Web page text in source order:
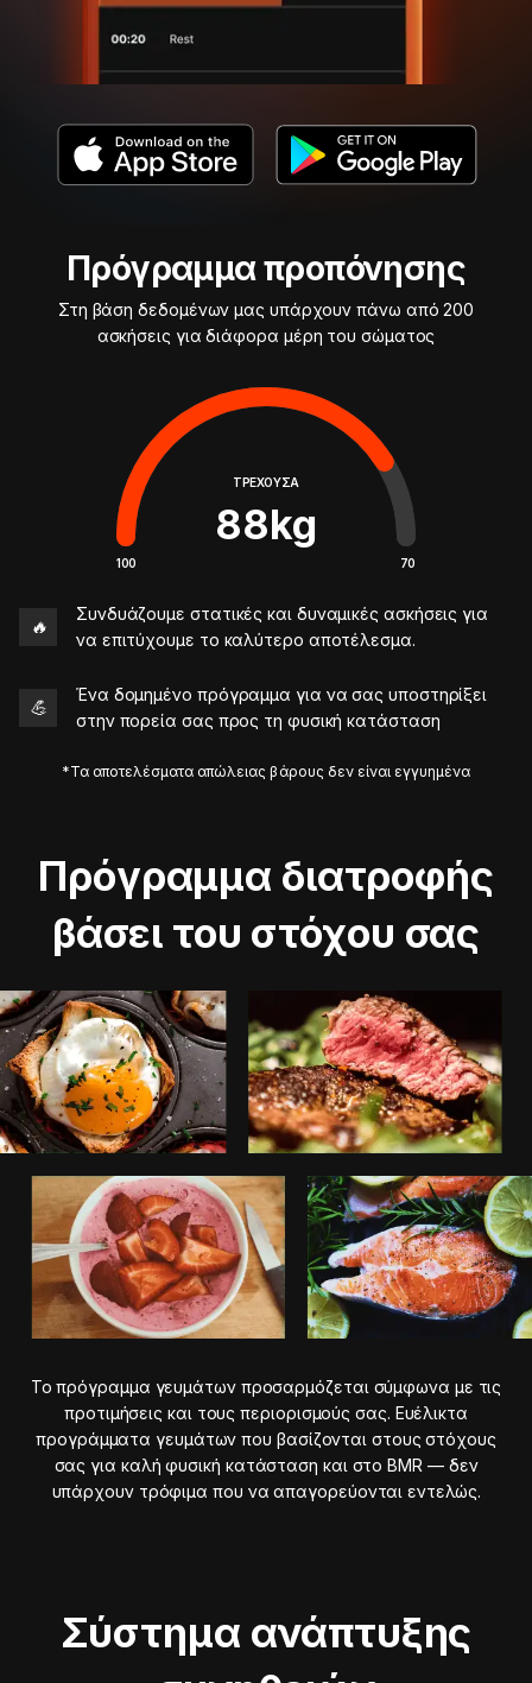
Πρόγραμμα προπόνησης
Στη βάση δεδομένων μας υπάρχουν πάνω από 200
ασκήσεις για διάφορα μέρη του σώματος
ΤΡΈΧΟΥΣΑ
88kg
100 70
🔥
Συνδυάζουμε στατικές και δυναμικές ασκήσεις για
να επιτύχουμε το καλύτερο αποτέλεσμα.
💪
Ένα δομημένο πρόγραμμα για να σας υποστηρίξει
στην πορεία σας προς τη φυσική κατάσταση
*Τα αποτελέσματα απώλειας βάρους δεν είναι εγγυημένα
Πρόγραμμα διατροφής
βάσει του στόχου σας
Το πρόγραμμα γευμάτων προσαρμόζεται σύμφωνα με τις
προτιμήσεις και τους περιορισμούς σας. Ευέλικτα
προγράμματα γευμάτων που βασίζονται στους στόχους
σας για καλή φυσική κατάσταση και στο BMR — δεν
υπάρχουν τρόφιμα που να απαγορεύονται εντελώς.
Σύστημα ανάπτυξης